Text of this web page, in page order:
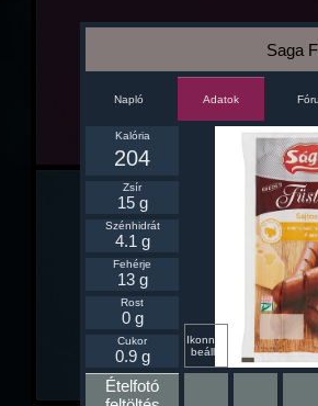
Saga
Napló Adatok
Ikonnak
beállít
Kalória
204
Zsír
15 g
Szénhidrát
4.1 g
Fehérje
13 g
Rost
0 g
Cukor
0.9 g
Ételfotó